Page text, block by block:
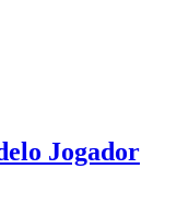
Jogador